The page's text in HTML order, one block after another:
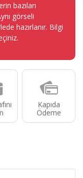
bazıları
görseli
hazırlanır. Bilgi
Kapıda
Ödeme